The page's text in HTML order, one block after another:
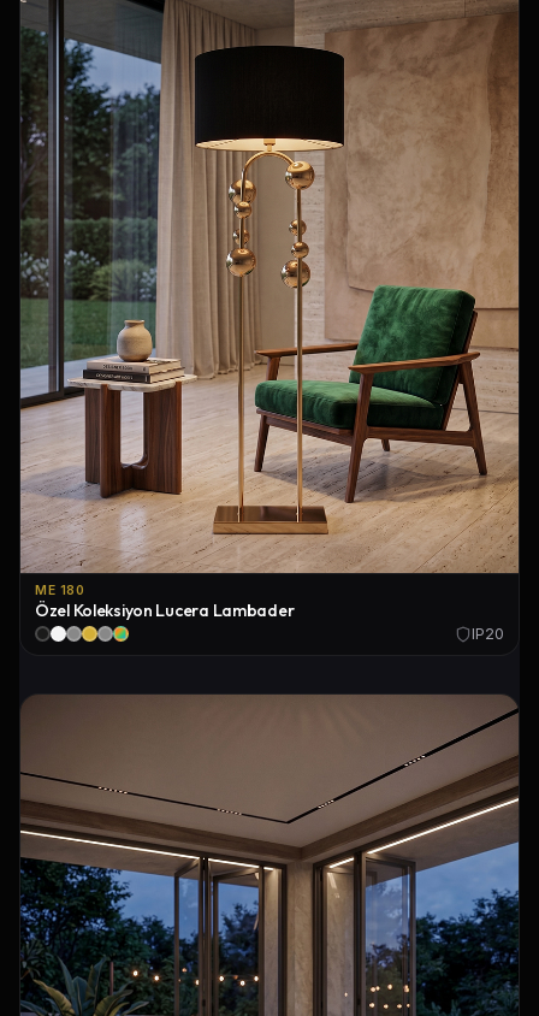
ME 180
Özel Koleksiyon Lucera Lambader
IP20